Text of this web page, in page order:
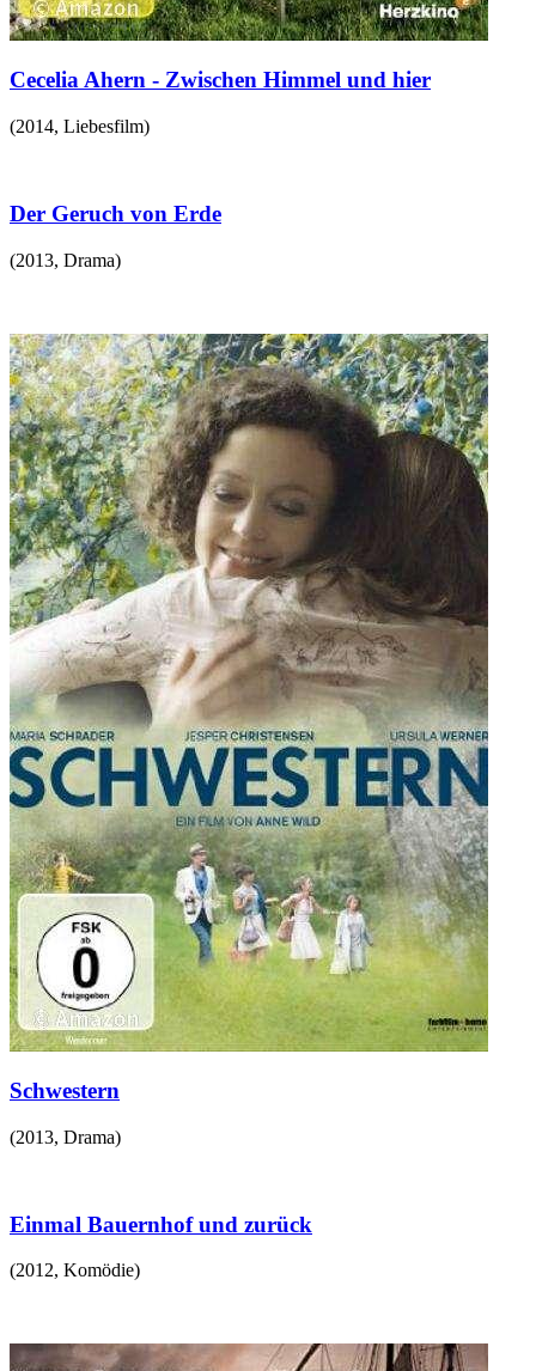
Cecelia Ahern - Zwischen Himmel und hier
(2014, Liebesfilm)
Der Geruch von Erde
(2013, Drama)
Schwestern
(2013, Drama)
Einmal Bauernhof und zurück
(2012, Komödie)